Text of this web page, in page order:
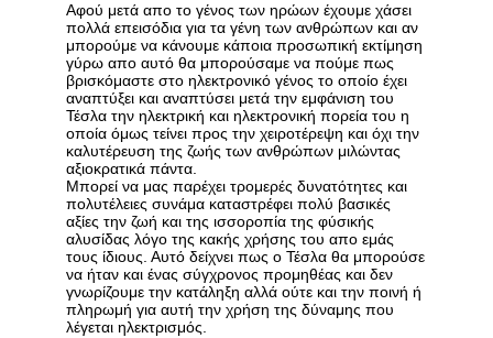
Αφού μετά απο το γένος των ηρώων έχουμε χάσει
πολλά επεισόδια για τα γένη των ανθρώπων και αν
μπορούμε να κάνουμε κάποια προσωπική εκτίμηση
γύρω απο αυτό θα μπορούσαμε να πούμε πως
βρισκόμαστε στο ηλεκτρονικό γένος το οποίο έχει
αναπτύξει και αναπτύσει μετά την εμφάνιση του
Τέσλα την ηλεκτρική και ηλεκτρονική πορεία του η
οποία όμως τείνει προς την χειροτέρεψη και όχι την
καλυτέρευση της ζωής των ανθρώπων μιλώντας
αξιοκρατικά πάντα.
Μπορεί να μας παρέχει τρομερές δυνατότητες και
πολυτέλειες συνάμα καταστρέφει πολύ βασικές
αξίες την ζωή και της ισσοροπία της φύσικής
αλυσίδας λόγο της κακής χρήσης του απο εμάς
τους ίδιους. Αυτό δείχνει πως ο Τέσλα θα μπορούσε
να ήταν και ένας σύγχρονος προμηθέας και δεν
γνωρίζουμε την κατάληξη αλλά ούτε και την ποινή ή
πληρωμή για αυτή την χρήση της δύναμης που
λέγεται ηλεκτρισμός.